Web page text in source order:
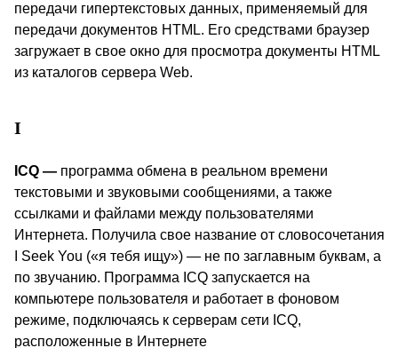
передачи гипертекстовых данных, применяемый для
передачи документов HTML. Его средствами браузер
загружает в свое окно для просмотра документы HTML
из каталогов сервера Web.
I
ICQ — программа обмена в реальном времени
текстовыми и звуковыми сообщениями, а также
ссылками и файлами между пользователями
Интернета. Получила свое название от словосочетания
Seek You («я тебя ищу») — не по заглавным буквам, а
по звучанию. Программа ICQ запускается на
компьютере пользователя и работает в фоновом
режиме, подключаясь к серверам сети ICQ,
расположенные в Интернете